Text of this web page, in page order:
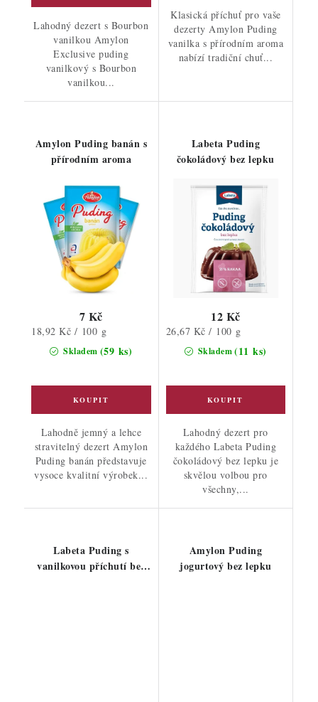
Lahodný dezert s Bourbon
vanilkou Amylon
Exclusive puding
vanilkový s Bourbon
vanilkou...
Klasická příchuť pro vaše
dezerty Amylon Puding
vanilka s přírodním aroma
nabízí tradiční chuť...
Amylon Puding banán s
přírodním aroma
Skladem (59 ks)
7 Kč
Měrná
cena:
18,92 Kč / 100 g
Lahodně jemný a lehce
stravitelný dezert Amylon
Puding banán představuje
vysoce kvalitní výrobek...
Labeta Puding
čokoládový bez lepku
Skladem(11 ks)
12 Kč
Měrná
cena:
26,67 Kč / 100 g
Lahodný dezert pro
každého Labeta Puding
čokoládový bez lepku je
skvělou volbou pro
všechny,...
Labeta Puding s
vanilkovou příchutí bez
Amylon Puding
jogurtový bez lepku